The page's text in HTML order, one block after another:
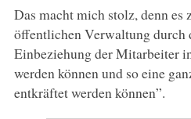
Das macht mich stolz, denn es
öffentlichen Verwaltung
Einbeziehung der Mitarbeiter
werden können und so eine
entkräftet werden können”.